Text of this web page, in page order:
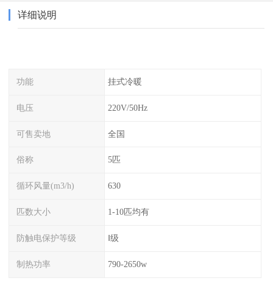
详细说明
功能 挂式冷暖
电压 220V/50Hz
可售卖地 全国
俗称 5匹
循环风量(m3/h) 630
匹数大小 1-10匹均有
防触电保护等级 Ⅰ级
制热功率 790-2650w